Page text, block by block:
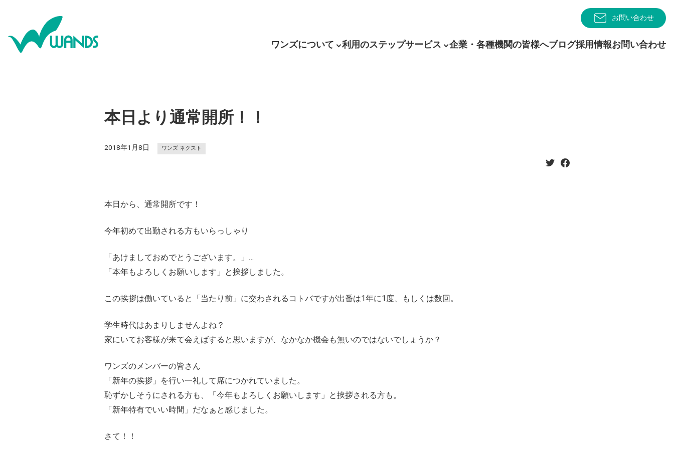
お問い合わせ
ワンズについて 利用のステップサービス 企業・各種機関の皆様へブログ採用情報お問い合わせ
本日より通常開所！！
2018年1月8日 ワンズ ネクスト
本日から、通常開所です！
今年初めて出勤される方もいらっしゃり
「あけましておめでとうございます。」 …
「本年もよろしくお願いします」と挨拶しました。
この挨拶は働いていると「当たり前」に交わされるコトバですが出番は1年に1度、もしくは数回。
学生時代はあまりしませんよね？
家にいてお客様が来て会えばすると思いますが、なかなか機会も無いのではないでしょうか？
ワンズのメンバーの皆さん
「新年の挨拶」を行い一礼して席につかれていました。
恥ずかしそうにされる方も、「今年もよろしくお願いします」と挨拶される方も。
「新年特有でいい時間」だなぁと感じました。
さて！！